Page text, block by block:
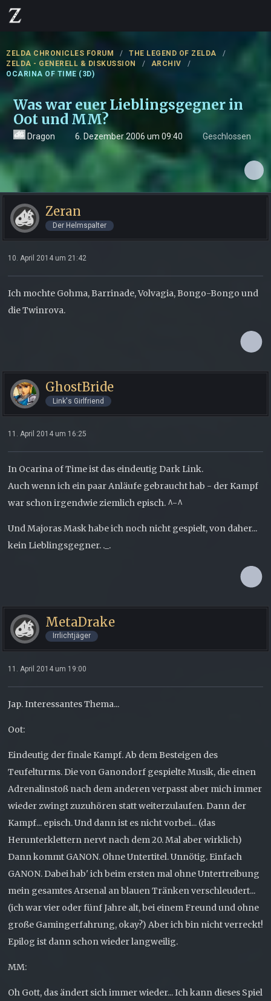
ZELDA CHRONICLES FORUM
THE LEGEND OF ZELDA
ZELDA - GENERELL & DISKUSSION
ARCHIV
OCARINA OF TIME (3D)
Was war euer Lieblingsgegner in
Oot und MM?
Dragon 6. Dezember 2006 um 09:40 Geschlossen
Zeran
Der Helmspalter
10. April 2014 um 21:42
Ich mochte Gohma, Barrinade, Volvagia, Bongo-Bongo und
die Twinrova.
GhostBride
Link's Girlfriend
11. April 2014 um 16:25
In Ocarina of Time ist das eindeutig Dark Link.
Auch wenn ich ein paar Anläufe gebraucht hab - der Kampf
war schon irgendwie ziemlich episch. ^-^
Und Majoras Mask habe ich noch nicht gespielt, von daher...
kein Lieblingsgegner. ._.
MetaDrake
Irrlichtjäger
11. April 2014 um 19:00
Jap. Interessantes Thema...
Oot:
Eindeutig der finale Kampf. Ab dem Besteigen des
Teufelturms. Die von Ganondorf gespielte Musik, die einen
Adrenalinstoß nach dem anderen verpasst aber mich immer
wieder zwingt zuzuhören statt weiterzulaufen. Dann der
Kampf... episch. Und dann ist es nicht vorbei... (das
Herunterklettern nervt nach dem 20. Mal aber wirklich)
Dann kommt GANON. Ohne Untertitel. Unnötig. Einfach
GANON. Dabei hab' ich beim ersten mal ohne Untertreibung
mein gesamtes Arsenal an blauen Tränken verschleudert...
(ich war vier oder fünf Jahre alt, bei einem Freund und ohne
große Gamingerfahrung, okay?) Aber ich bin nicht verreckt!
Epilog ist dann schon wieder langweilig.
MM:
Oh Gott, das ändert sich immer wieder... Ich kann dieses Spiel